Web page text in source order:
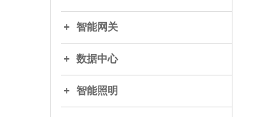
智能网关
数据中心
智能照明